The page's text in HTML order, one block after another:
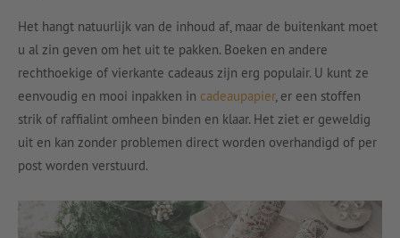
Het hangt natuurlijk van de inhoud af, maar de buitenkant moet
u al zin geven om het uit te pakken. Boeken en andere
rechthoekige of vierkante cadeaus zijn erg populair. U kunt ze
eenvoudig en mooi inpakken in cadeaupapier, er een stoffen
strik of raffialint omheen binden en klaar. Het ziet er geweldig
uit en kan zonder problemen direct worden overhandigd of per
post worden verstuurd.